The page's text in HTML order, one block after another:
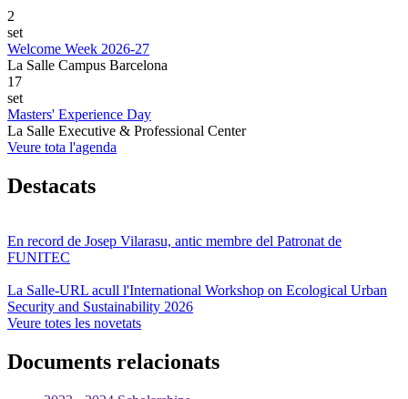
2
set
Welcome Week 2026-27
La Salle Campus Barcelona
17
set
Masters' Experience Day
La Salle Executive & Professional Center
Veure tota l'agenda
Destacats
En record de Josep Vilarasu, antic membre del Patronat de
FUNITEC
La Salle-URL acull l'International Workshop on Ecological Urban
Security and Sustainability 2026
Veure totes les novetats
Documents relacionats